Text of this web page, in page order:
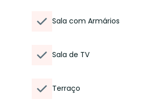
Sala com Armários
Sala de TV
Terraço